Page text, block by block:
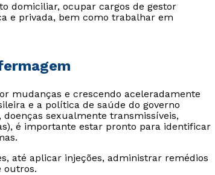
domiciliar, ocupar cargos de gestor
e privada, bem como trabalhar em
mudanças e crescendo aceleradamente
e a política de saúde do governo
sexualmente transmissíveis,
é importante estar pronto para identificar
até aplicar injeções, administrar remédios
outros.